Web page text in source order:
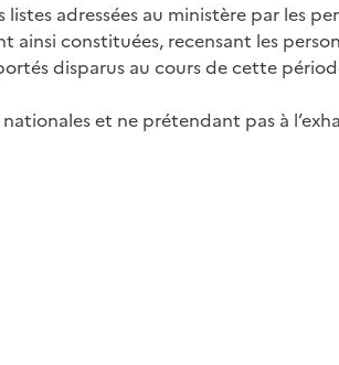
adressées au ministère par les
constituées, recensant les
disparus au cours de cette
et ne prétendant pas à